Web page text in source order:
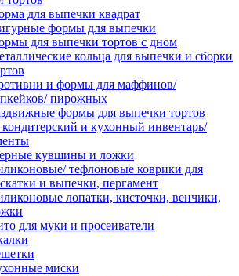
для выпечки квадрат
формы для выпечки
для выпечки тортов с дном
кольца для выпечки и сборки
и формы для маффинов/
пирожных
формы для выпечки тортов
и кухонный инвентарь/
кувшины и ложки
тефлоновые коврики для
и выпечки, пергамент
лопатки, кисточки, венчики,
для муки и просеиватели
миски